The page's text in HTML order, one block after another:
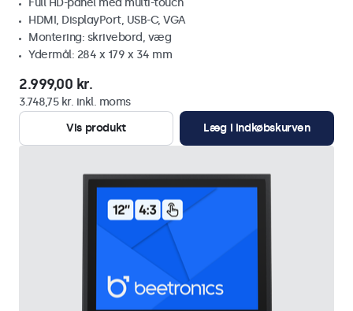
Full HD-panel med multi-touch
HDMI, DisplayPort, USB-C, VGA
Montering: skrivebord, væg
Ydermål: 284 x 179 x 34 mm
2.999,00 kr.
3.748,75 kr. inkl. moms
Vis produkt
Læg i indkøbskurven